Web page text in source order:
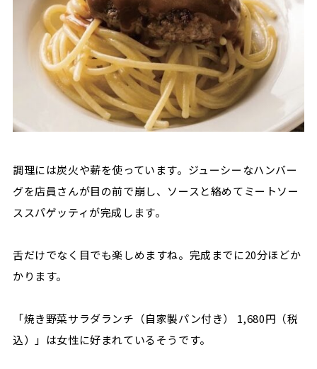
調理には炭火や薪を使っています。ジューシーなハンバー
グを店員さんが目の前で崩し、ソースと絡めてミートソー
ススパゲッティが完成します。
舌だけでなく目でも楽しめますね。完成までに20分ほどか
かります。
「焼き野菜サラダランチ（自家製パン付き） 1,680円（税
込）」は女性に好まれているそうです。